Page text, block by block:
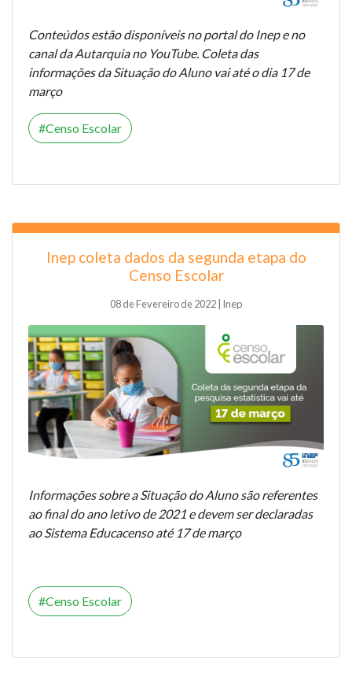
Conteúdos estão disponíveis no portal do Inep e no
canal da Autarquia no YouTube. Coleta das
informações da Situação do Aluno vai até o dia 17 de
março
Censo Escolar
Inep coleta dados da segunda etapa do
Censo Escolar
08 de Fevereiro de 2022 | Inep
Informações sobre a Situação do Aluno são referentes
ao final do ano letivo de 2021 e devem ser declaradas
ao Sistema Educacenso até 17 de março
Censo Escolar